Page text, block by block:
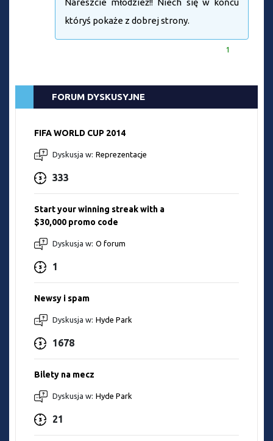
Nareszcie młodzież!! Niech się w końcu
któryś pokaże z dobrej strony.
1
FORUM DYSKUSYJNE
FIFA WORLD CUP 2014
Dyskusja w: Reprezentacje
333
Start your winning streak with a
$30,000 promo code
Dyskusja w: O forum
1
Newsy i spam
Dyskusja w: Hyde Park
1678
Bilety na mecz
Dyskusja w: Hyde Park
21